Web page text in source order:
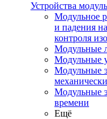
Устройства
Модульное
и падения
контроля
Модульные
Модульные
Модульные
Модульные
времени
Ещё